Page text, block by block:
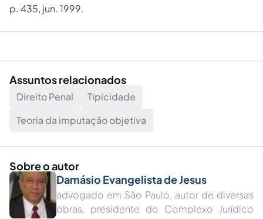
p. 435, jun. 1999.
Assuntos relacionados
Direito Penal
Tipicidade
Teoria da imputação objetiva
Sobre o autor
Damásio Evangelista de Jesus
advogado em São Paulo, autor de diversas
obras, presidente do Complexo Jurídico